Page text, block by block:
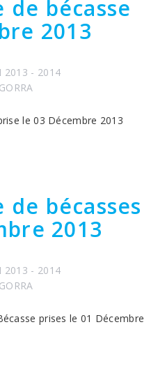
de bécasse
2013
2013 - 2014
le 03 Décembre 2013
de bécasses
2013
2013 - 2014
prises le 01 Décembre